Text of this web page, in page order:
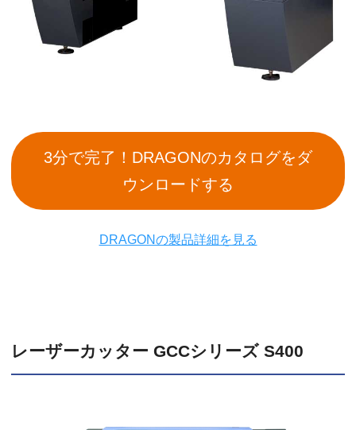
3分で完了！DRAGONのカタログをダ
ウンロードする
DRAGONの製品詳細を見る
レーザーカッター GCCシリーズ S400